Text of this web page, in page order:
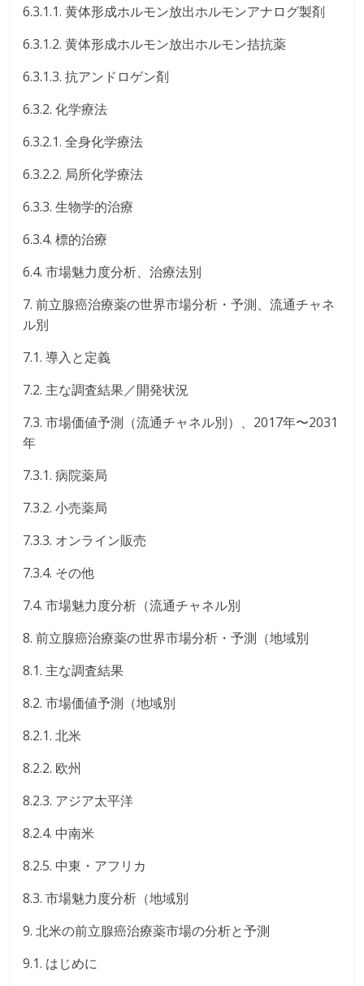
6.3.1.1. 黄体形成ホルモン放出ホルモンアナログ製剤
6.3.1.2. 黄体形成ホルモン放出ホルモン拮抗薬
6.3.1.3. 抗アンドロゲン剤
6.3.2. 化学療法
6.3.2.1. 全身化学療法
6.3.2.2. 局所化学療法
6.3.3. 生物学的治療
6.3.4. 標的治療
6.4. 市場魅力度分析、治療法別
7. 前立腺癌治療薬の世界市場分析・予測、流通チャネ
ル別
7.1. 導入と定義
7.2. 主な調査結果／開発状況
7.3. 市場価値予測（流通チャネル別）、2017年〜2031
年
7.3.1. 病院薬局
7.3.2. 小売薬局
7.3.3. オンライン販売
7.3.4. その他
7.4. 市場魅力度分析（流通チャネル別
8. 前立腺癌治療薬の世界市場分析・予測（地域別
8.1. 主な調査結果
8.2. 市場価値予測（地域別
8.2.1. 北米
8.2.2. 欧州
8.2.3. アジア太平洋
8.2.4. 中南米
8.2.5. 中東・アフリカ
8.3. 市場魅力度分析（地域別
9. 北米の前立腺癌治療薬市場の分析と予測
9.1. はじめに